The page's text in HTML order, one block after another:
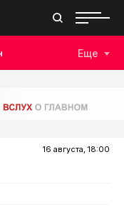
Еще
16 августа, 18:00